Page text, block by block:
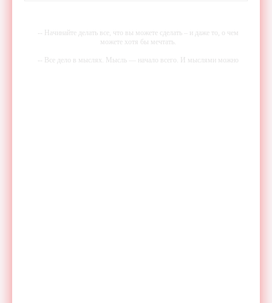
-- Начинайте делать все, что вы можете сделать – и даже то, о чем
можете хотя бы мечтать.
-- Все дело в мыслях. Мысль — начало всего. И мыслями можно